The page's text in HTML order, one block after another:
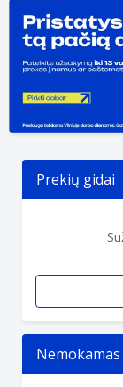
Prekių gidai